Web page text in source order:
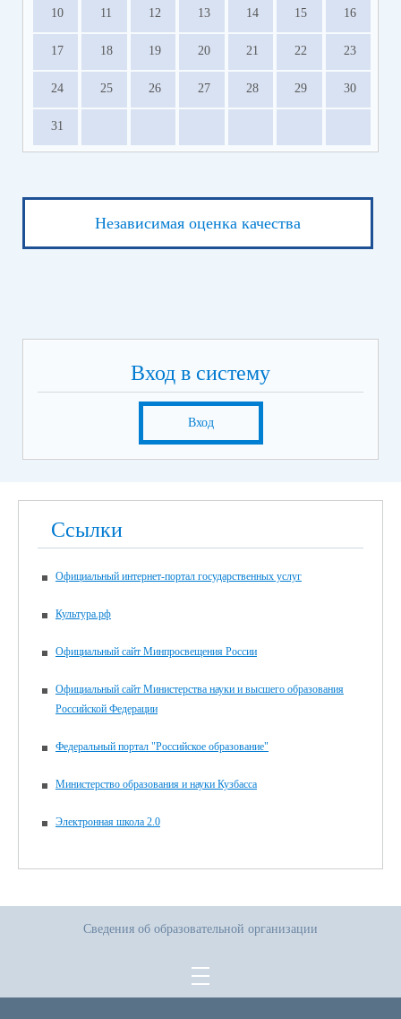
10 11 12 13 14 15 16
17 18 19 20 21 22 23
24 25 26 27 28 29 30
31
Независимая оценка качества
Вход в систему
Вход
Ссылки
Официальный интернет-портал государственных услуг
Культура.рф
Официальный сайт Минпросвещения России
Официальный сайт Министерства науки и высшего образования
Российской Федерации
Федеральный портал "Российское образование"
Министерство образования и науки Кузбасса
Электронная школа 2.0
Сведения об образовательной организации